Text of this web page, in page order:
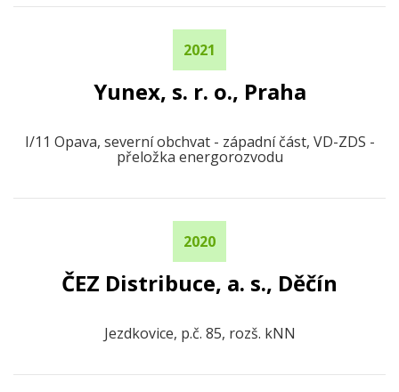
2021
Yunex, s. r. o., Praha
I/11 Opava, severní obchvat - západní část, VD-ZDS -
přeložka energorozvodu
2020
ČEZ Distribuce, a. s., Děčín
Jezdkovice, p.č. 85, rozš. kNN